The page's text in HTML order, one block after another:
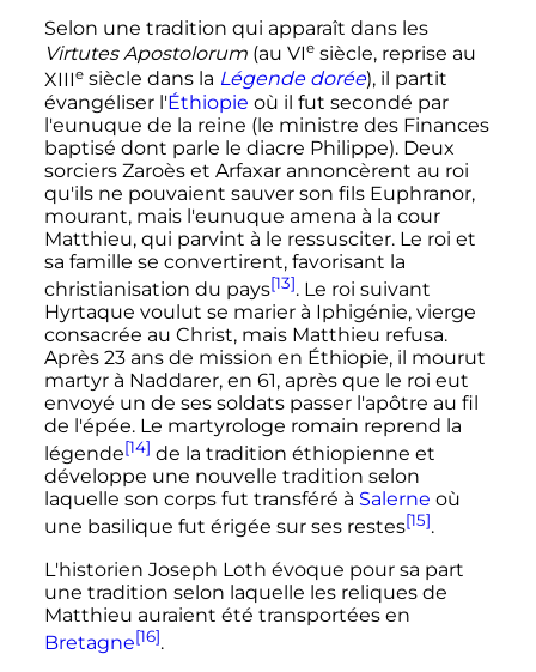
Selon une tradition qui apparaît dans les
Virtutes Apostolorum(au VIe siècle, reprise au
XIIIe siècle dans la Légende dorée), il partit
évangéliser l'Éthiopie où il fut secondé par
l'eunuque de la reine (le ministre des Finances
baptisé dont parle le diacre Philippe). Deux
sorciers Zaroès et Arfaxar annoncèrent au roi
qu'ils ne pouvaient sauver son fils Euphranor,
mourant, mais l'eunuque amena à la cour
Matthieu, qui parvint à le ressusciter. Le roi et
sa famille se convertirent, favorisant la
christianisation du pays[13]. Le roi suivant
Hyrtaque voulut se marier à Iphigénie, vierge
consacrée au Christ, mais Matthieu refusa.
Après 23 ans de mission en Éthiopie, il mourut
martyr à Naddarer, en 61, après que le roi eut
envoyé un de ses soldats passer l'apôtre au fil
de l'épée. Le martyrologe romain reprend la
légende[14] de la tradition éthiopienne et
développe une nouvelle tradition selon
laquelle son corps fut transféré à Salerne où
une basilique fut érigée sur ses restes[15].
L'historien Joseph Loth évoque pour sa part
une tradition selon laquelle les reliques de
Matthieu auraient été transportées en
Bretagne[16].